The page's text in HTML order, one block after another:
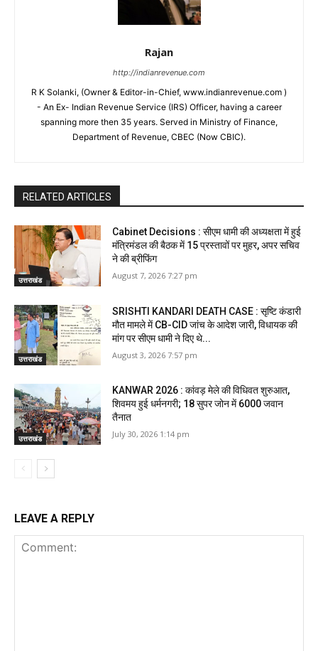
Rajan
http://indianrevenue.com
R K Solanki, (Owner & Editor-in-Chief, www.indianrevenue.com )
- An Ex- Indian Revenue Service (IRS) Officer, having a career
spanning more then 35 years. Served in Ministry of Finance,
Department of Revenue, CBEC (Now CBIC).
RELATED ARTICLES
उत्तराखंड
Cabinet Decisions : सीएम धामी की अध्यक्षता में हुई
मंत्रिमंडल की बैठक में 15 प्रस्तावों पर मुहर, अपर सचिव
ने की ब्रीफिंग
August 7, 2026 7:27 pm
उत्तराखंड
SRISHTI KANDARI DEATH CASE : सृष्टि कंडारी
मौत मामले में CB-CID जांच के आदेश जारी, विधायक की
मांग पर सीएम धामी ने दिए थे...
August 3, 2026 7:57 pm
उत्तराखंड
KANWAR 2026 : कांवड़ मेले की विधिवत शुरुआत,
शिवमय हुई धर्मनगरी; 18 सुपर जोन में 6000 जवान
तैनात
July 30, 2026 1:14 pm
LEAVE A REPLY